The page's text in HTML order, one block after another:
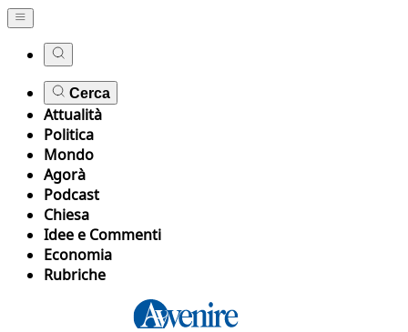
Cerca
Attualità
Politica
Mondo
Agorà
Podcast
Chiesa
Idee e Commenti
Economia
Rubriche